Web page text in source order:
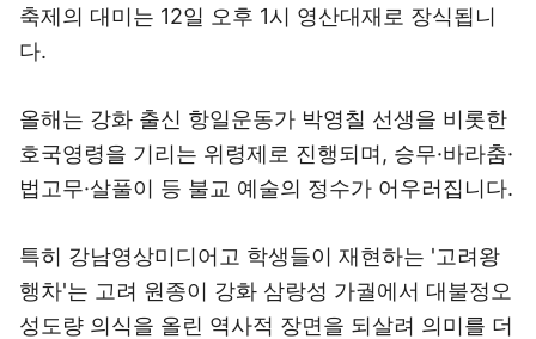
축제의 대미는 12일 오후 1시 영산대재로 장식됩니
다.
올해는 강화 출신 항일운동가 박영칠 선생을 비롯한
호국영령을 기리는 위령제로 진행되며, 승무·바라춤·
법고무·살풀이 등 불교 예술의 정수가 어우러집니다.
특히 강남영상미디어고 학생들이 재현하는 '고려왕
행차'는 고려 원종이 강화 삼랑성 가궐에서 대불정오
성도량 의식을 올린 역사적 장면을 되살려 의미를 더